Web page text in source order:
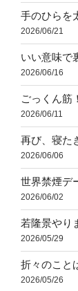
手のひらを
2026/06/21
いい意味で
2026/06/16
ごっくん筋！
2026/06/11
再び、寝た
2026/06/06
世界禁煙デ
2026/06/02
若隆景やり
2026/05/29
折々のこ
2026/05/26